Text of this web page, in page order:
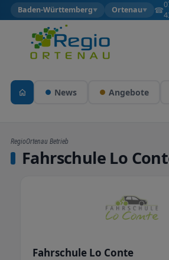
Baden-Württemberg▼ Ortenau▼ ☎
News Angebote
RegioOrtenau Betrieb
Fahrschule Lo
Fahrschule Lo Conte